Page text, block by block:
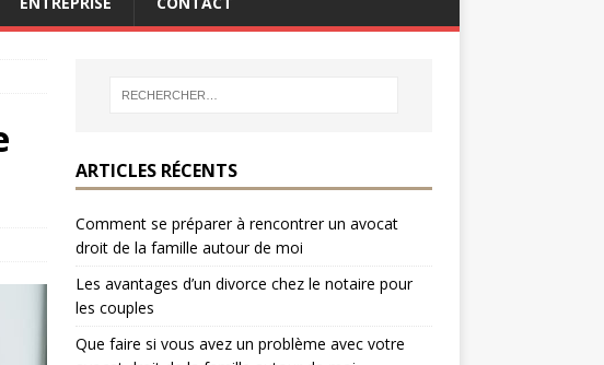
ARTICLES RÉCENTS
Comment se préparer à rencontrer un avocat
droit de la famille autour de moi
Les avantages d’un divorce chez le notaire pour
les couples
Que faire si vous avez un problème avec votre